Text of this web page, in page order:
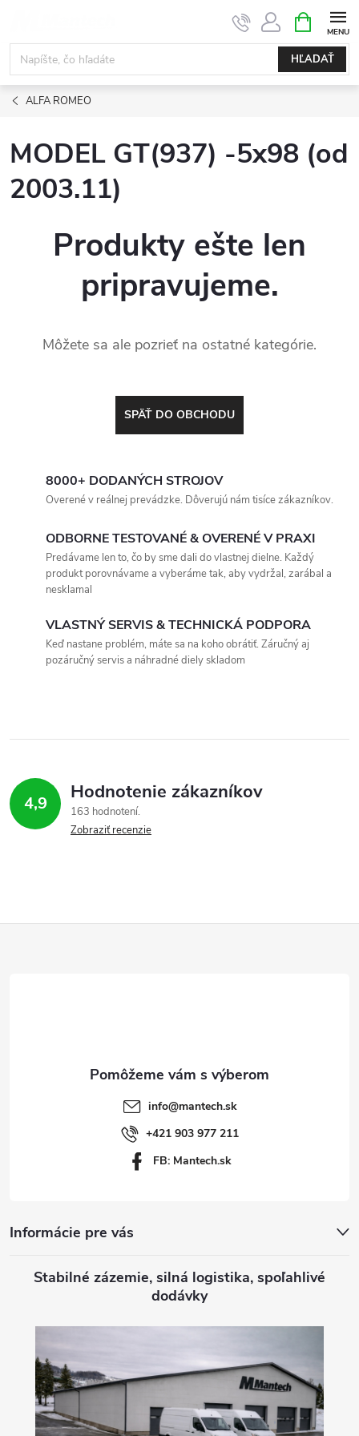
obsah
HĽADAŤ
KOŠÍK
ALFA ROMEO
MODEL GT(937) -5x98 (od
2003.11)
Produkty ešte len
pripravujeme.
Môžete sa ale pozrieť na ostatné kategórie.
SPÄŤ DO OBCHODU
8000+ DODANÝCH STROJOV
Overené v reálnej prevádzke. Dôverujú nám tisíce zákazníkov.
ODBORNE TESTOVANÉ & OVERENÉ V PRAXI
Predávame len to, čo by sme dali do vlastnej dielne. Každý
produkt porovnávame a vyberáme tak, aby vydržal, zarábal a
nesklamal
VLASTNÝ SERVIS & TECHNICKÁ PODPORA
Keď nastane problém, máte sa na koho obrátiť. Záručný aj
pozáručný servis a náhradné diely skladom
4,9 Hodnotenie zákazníkov
163 hodnotení
Zobraziť recenzie
info@mantech.sk
+421 903 977 211
FB: Mantech.sk
Informácie pre vás
Stabilné zázemie, silná logistika, spoľahlivé
dodávky